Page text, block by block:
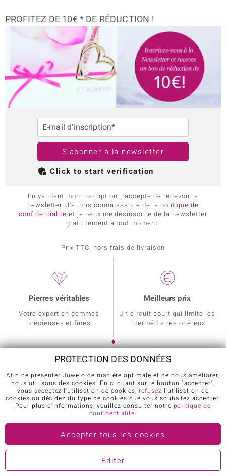
PROFITEZ DE 10€ * DE RÉDUCTION !
E-mail d'inscription*
S'abonner à la newsletter
Click to start verification
En validant mon inscription, j'accepte de recevoir la
newsletter. J'ai pris connaissance de la politique de
confidentialité et je peux me désinscrire de la newsletter
gratuitement à tout moment.
Prix TTC, hors frais de livraison
Pierres véritables
Votre expert en gemmes
précieuses et fines
Meilleurs prix
Un circuit court qui limite les
intermédiaires onéreux
Service client
De lundi à vendredi 10h-18h
FR : +33 805 34 34 34
BE, CH : +49 30 21 78 26 00
Achetez en sécurité
Laissez nos clients vous
rassurer avant achat grâce à
leurs avis sur Trustpilot
PROTECTION DES DONNÉES
Afin de présenter Juwelo de manière optimale et de nous améliorer,
nous utilisons des cookies. En cliquant sur le bouton "accepter",
vous acceptez l'utilisation de cookies, refusez l'utilisation de
cookies ou décidez du type de cookies que vous souhaitez accepter.
Pour plus d'informations, veuillez consulter notre politique de
confidentialité.
Accepter tous les cookies
Éditer